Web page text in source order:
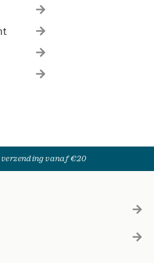
vanaf €20